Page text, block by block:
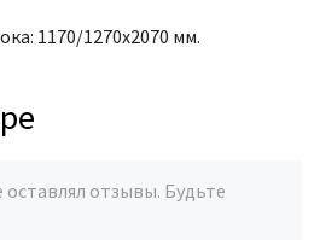
1170/1270х2070 мм.
отзывы. Будьте